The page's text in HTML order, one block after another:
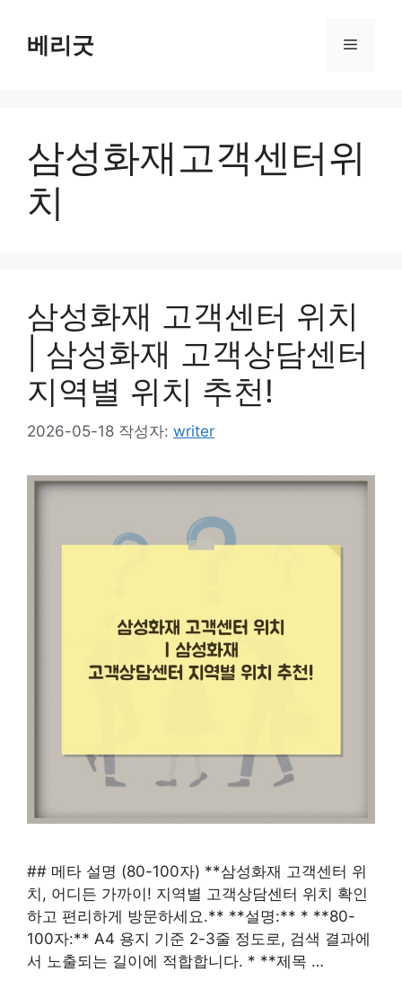
베리굿 메
삼성화재고객센터위
치
삼성화재 고객센터 위치
| 삼성화재 고객상담센터
지역별 위치 추천!
2026-05-18 작성자: writer
## 메타 설명 (80-100자) **삼성화재 고객센터 위
치, 어디든 가까이! 지역별 고객상담센터 위치 확인
하고 편리하게 방문하세요.** **설명:** * **80-
100자:** A4 용지 기준 2-3줄 정도로, 검색 결과에
서 노출되는 길이에 적합합니다. * **제목 …